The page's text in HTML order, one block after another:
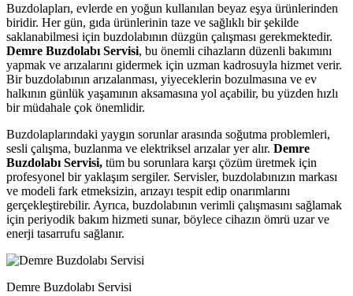
Buzdolapları, evlerde en yoğun kullanılan beyaz eşya ürünlerinden
biridir. Her gün, gıda ürünlerinin taze ve sağlıklı bir şekilde
saklanabilmesi için buzdolabının düzgün çalışması gerekmektedir.
Demre Buzdolabı Servisi, bu önemli cihazların düzenli bakımını
yapmak ve arızalarını gidermek için uzman kadrosuyla hizmet verir.
Bir buzdolabının arızalanması, yiyeceklerin bozulmasına ve ev
halkının günlük yaşamının aksamasına yol açabilir, bu yüzden hızlı
bir müdahale çok önemlidir.
Buzdolaplarındaki yaygın sorunlar arasında soğutma problemleri,
sesli çalışma, buzlanma ve elektriksel arızalar yer alır. Demre
Buzdolabı Servisi, tüm bu sorunlara karşı çözüm üretmek için
profesyonel bir yaklaşım sergiler. Servisler, buzdolabınızın markası
ve modeli fark etmeksizin, arızayı tespit edip onarımlarını
gerçekleştirebilir. Ayrıca, buzdolabının verimli çalışmasını sağlamak
için periyodik bakım hizmeti sunar, böylece cihazın ömrü uzar ve
enerji tasarrufu sağlanır.
Demre Buzdolabı Servisi